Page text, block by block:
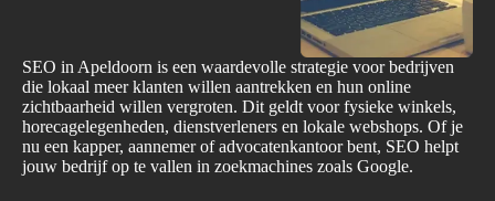
SEO in Apeldoorn is een waardevolle strategie voor bedrijven
die lokaal meer klanten willen aantrekken en hun online
zichtbaarheid willen vergroten. Dit geldt voor fysieke winkels,
horecagelegenheden, dienstverleners en lokale webshops. Of je
nu een kapper, aannemer of advocatenkantoor bent, SEO helpt
jouw bedrijf op te vallen in zoekmachines zoals Google.